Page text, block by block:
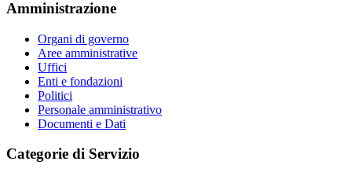
Amministrazione
Organi di governo
Aree amministrative
Uffici
Enti e fondazioni
Politici
Personale amministrativo
Documenti e Dati
Categorie di Servizio